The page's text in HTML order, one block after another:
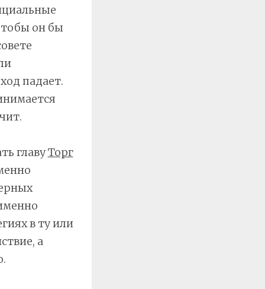
он бы
падает.
главуТорг
в ту или
а